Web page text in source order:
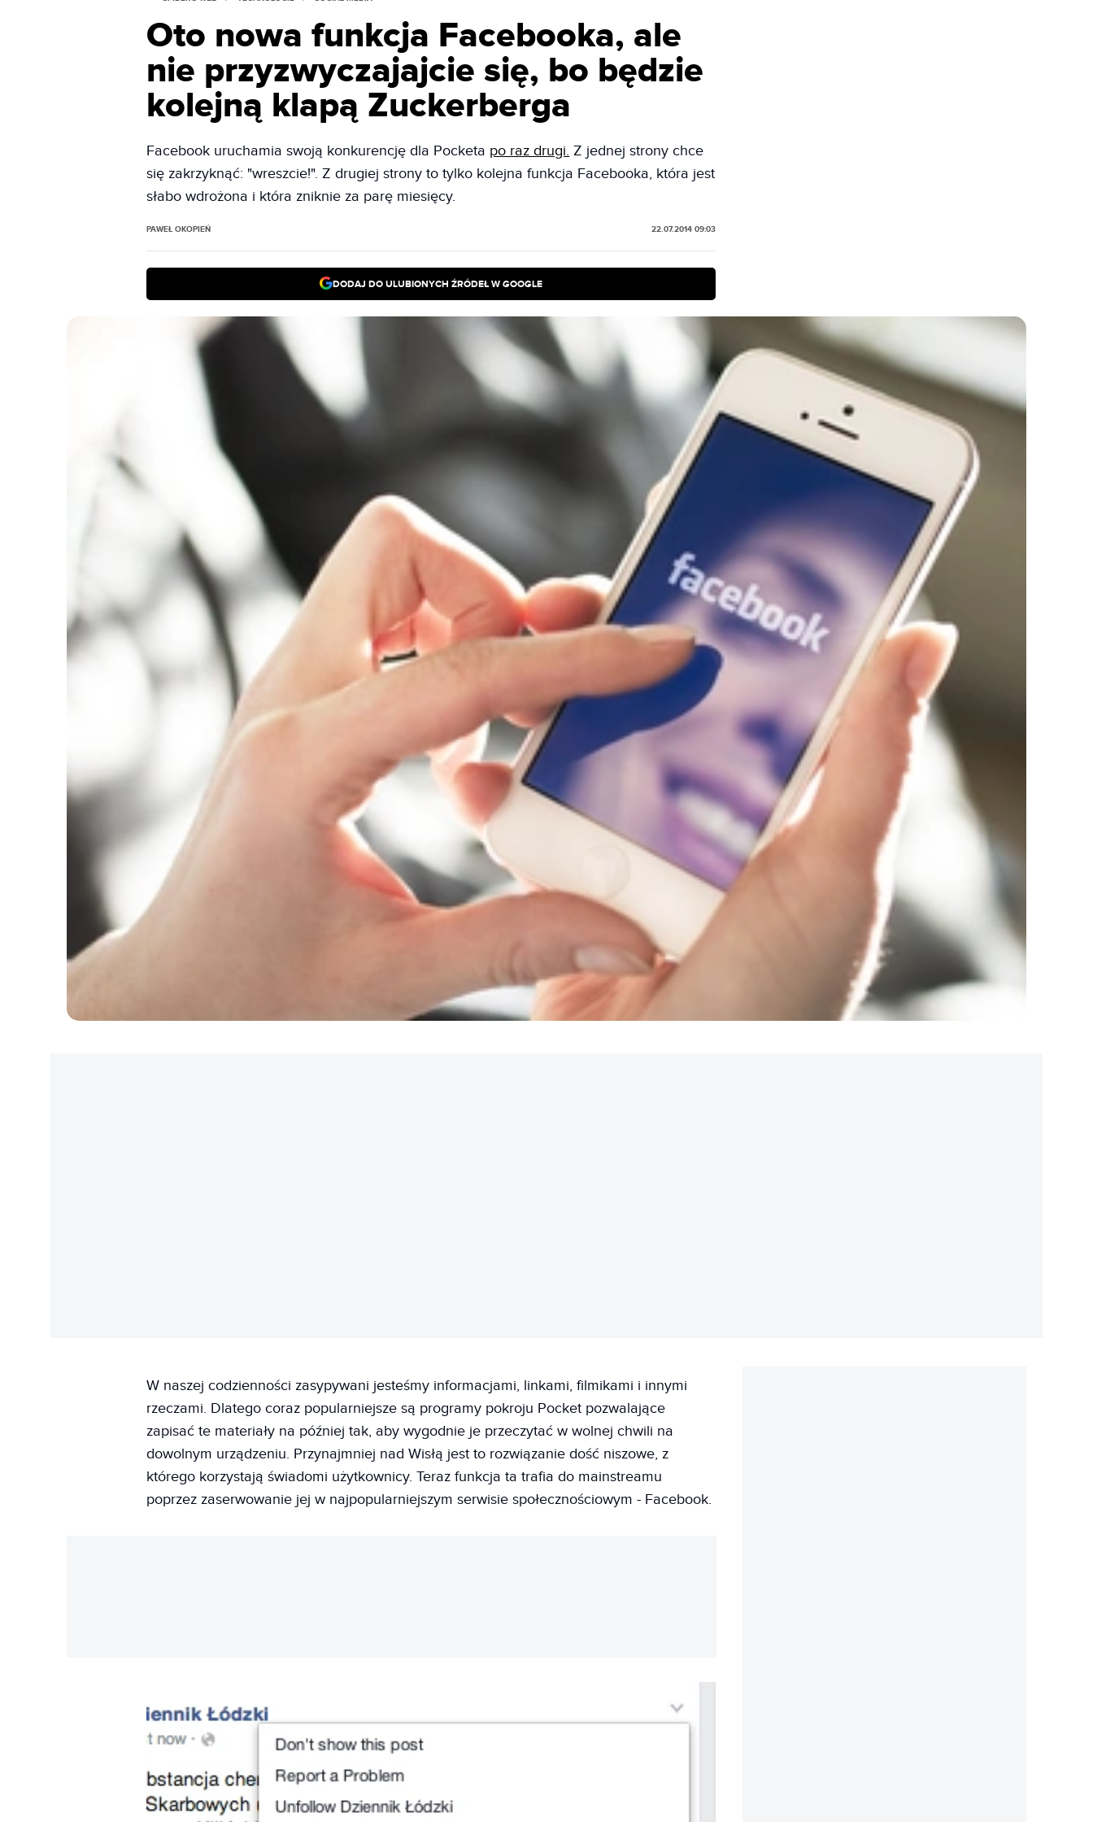
Oto nowa funkcja Facebooka, ale
nie przyzwyczajajcie się, bo będzie
kolejną klapą Zuckerberga
Facebook uruchamia swoją konkurencję dla Pocketa po raz drugi. Z jednej strony chce
się zakrzyknąć: "wreszcie!". Z drugiej strony to tylko kolejna funkcja Facebooka, która jest
słabo wdrożona i która zniknie za parę miesięcy.
PAWEŁ OKOPIEŃ 22.07.2014 09:03
DODAJ DO ULUBIONYCH ŹRÓDEŁ W GOOGLE
W naszej codzienności zasypywani jesteśmy informacjami, linkami, filmikami i innymi
rzeczami. Dlatego coraz popularniejsze są programy pokroju Pocket pozwalające
zapisać te materiały na później tak, aby wygodnie je przeczytać w wolnej chwili na
dowolnym urządzeniu. Przynajmniej nad Wisłą jest to rozwiązanie dość niszowe, z
którego korzystają świadomi użytkownicy. Teraz funkcja ta trafia do mainstreamu
poprzez zaserwowanie jej w najpopularniejszym serwisie społecznościowym - Facebook.